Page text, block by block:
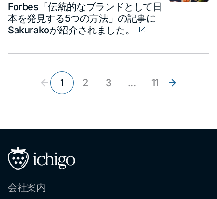
Forbes「伝統的なブランドとして日
本を発見する5つの方法」の記事に
Sakurakoが紹介されました。
1 2 3 ... 11
会社案内